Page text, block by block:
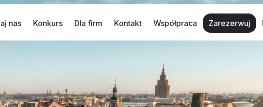
nas Konkurs Dla firm Kontakt Współpraca Zarezerwuj
osoby, która odwiedzając Kraków, nie słyszałaby o Smoku
mieszkańców, domagając się ofiar. Król Krak obiecał rękę